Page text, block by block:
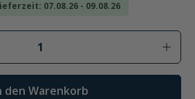
07.08.26 - 09.08.26
Gib den gewünschten
den Warenkorb